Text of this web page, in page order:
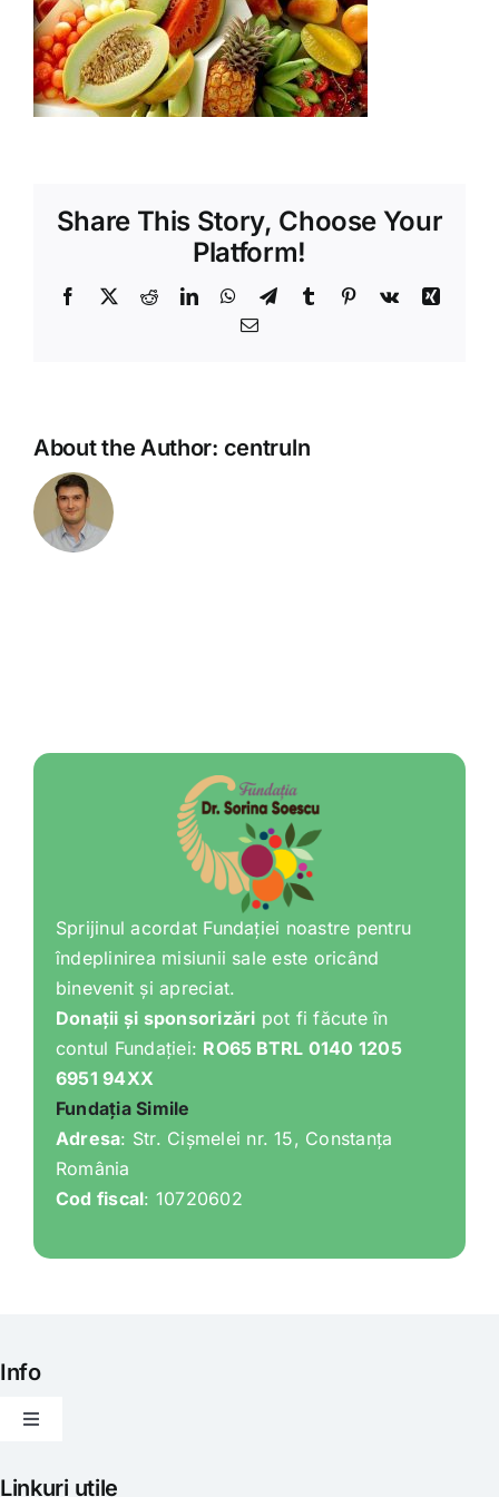
Shop
Tratamente naturale
Share This Story, Choose Your
Platform!
Facebook
X RedditLinkedInWhatsApp
TelegramTumblr Pinterest
Vk
Xing
Email
About the Author: centruln
Sprijinul acordat Fundației noastre pentru
îndeplinirea misiunii sale este oricând
binevenit și apreciat.
Donații și sponsorizări pot fi făcute în
contul Fundației: RO65 BTRL 0140 1205
6951 94XX
Fundația Simile
Adresa: Str. Cișmelei nr. 15, Constanța
România
Cod fiscal: 10720602
Info
Toggle
Articole
Linkuri utile